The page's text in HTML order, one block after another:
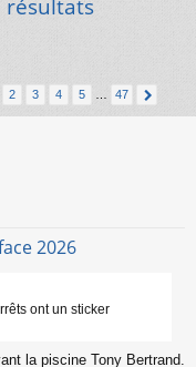
résultats
2 3 4 5 47
2026
ont un sticker
la piscine Tony Bertrand.